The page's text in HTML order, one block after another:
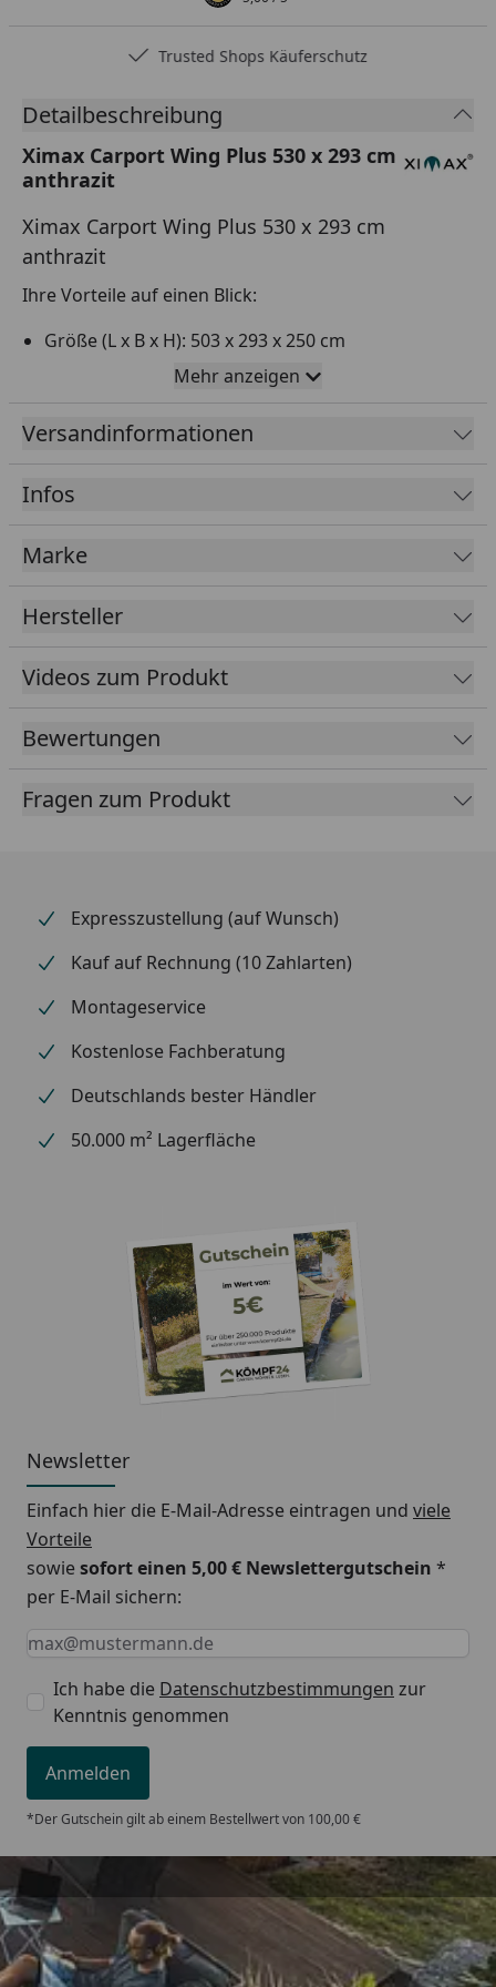
Trusted Shops Käuferschutz
Detailbeschreibung
Ximax Carport Wing Plus 530 x 293 cm
anthrazit
Ximax Carport Wing Plus 530 x 293 cm
anthrazit
Ihre Vorteile auf einen Blick:
Größe (L x B x H): 503 x 293 x 250 cm
Schlichtes und zeitloses Design
Hergestellt aus korrosionsbeständigem,
pulverbeschichtetem Aluminium
Wartungsfrei und bietet Langlebigkeit
Integrierte Dachrinne mit Regenfallrohr
Hitzeabweisendes Polycarbonat-Dach in
Rauchglasblau
Gerades Dach mit 3° Neigung
Größe: 5300 mm Länge, 2930 mm Breite, 2500 mm
Höhe, Durchfahrtshöhe 2150 mm
Dachfläche: 15,53 m²
Gewicht: 110,8 kg
Farbe Carport: Anthrazit
Windbeständigkeit bis zu 108 km/h
Material
Aluminium
Dach: Polycarbonat-
rauchglasblau (hagelsicher,
530 cm
293 cm
250 cm
Durchfahrtshöhe
215 cm
Windbeständigkeit
Schneelast
110 kg/m²
Erhältliche Farbe
anthrazit (entspricht RAL
Dachrinne
Dachrinne im hinteren
Längsprofil integriert inkl.
Regenfallrohr
Schneelasten/Windlast
Der Aufbau des Carports ist in Windlastzone 3 und
4 nicht zulässig (Windzonenkarte).
Die einzelnen XIMAX Design-Carports werden in
Mehr anzeigen
Versandinformationen
Infos
Marke
Hersteller
Videos zum Produkt
Bewertungen
Fragen zum Produkt
Expresszustellung (auf Wunsch)
Kauf auf Rechnung (10 Zahlarten)
Montageservice
Kostenlose Fachberatung
Deutschlands bester Händler
50.000 m² Lagerfläche
Newsletter
Einfach hier die E-Mail-Adresse eintragen und viele
Vorteile
sowiesofort einen 5,00 € Newslettergutschein *
per E-Mail sichern:
Keine Eingabe erforderlich
Eingabe erforderlich
E-Mail *
Ich habe die Datenschutzbestimmungen zur
Kenntnis genommen
Anmelden
*Der Gutschein gilt ab einem Bestellwert von 100,00 €
Trusted Shops